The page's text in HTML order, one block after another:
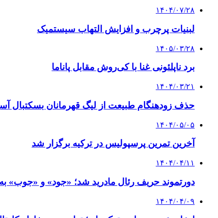
۱۴۰۴/۰۷/۲۸
لبنیات پرچرب و افزایش التهاب سیستمیک
۱۴۰۵/۰۳/۲۸
برد ناپلئونی غنا با کی‌روش مقابل پاناما
۱۴۰۴/۰۳/۲۱
حذف زودهنگام طبیعت از لیگ قهرمانان بسکتبال
۱۴۰۴/۰۵/۰۵
آخرین تمرین پرسپولیس در ترکیه برگزار شد
۱۴۰۴/۰۴/۱۱
دورتموند حریف رئال مادرید شد؛ «جود» و «جوب»
۱۴۰۴/۰۴/۰۹